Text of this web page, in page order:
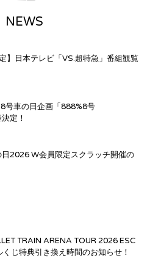
NEWS
】日本テレビ「VS.超特急」番組観覧
号車の日企画「888%8号
定！
日2026 W会員限定スクラッチ開催の
TRAIN ARENA TOUR 2026 ESC
じ特典引き換え時間のお知らせ！